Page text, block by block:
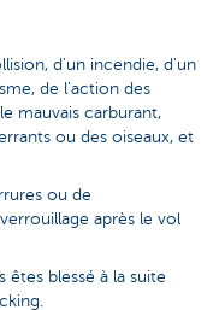
d'un incendie, d'un
de l'action des
mauvais carburant,
ou des oiseaux, et
ou de
après le vol
êtes blessé à la suite